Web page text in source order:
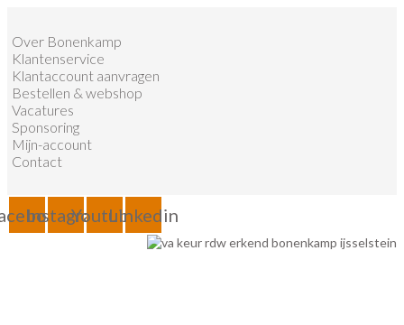
Over Bonenkamp
Klantenservice
Klantaccount aanvragen
Bestellen & webshop
Vacatures
Sponsoring
Mijn-account
Contact
InstagramYoutubeLinkedin